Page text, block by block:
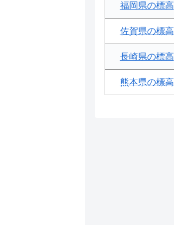
福岡県の標高
佐賀県の標高
長崎県の標高
熊本県の標高